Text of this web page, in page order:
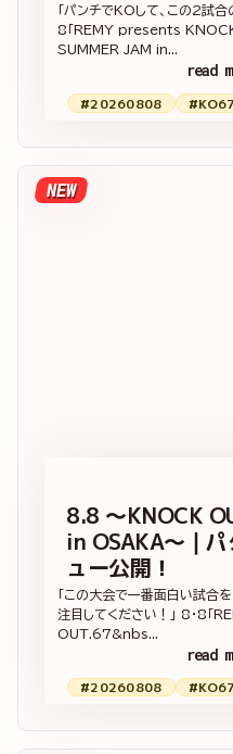
「パンチでKOして、この2試
8「REMY presents
SUMMER JAM in...
read
#20260808
NEW
8.8 ～KNOCK
in OSAKA～｜
ュー公開！
「この大会で一番面白い試合
注目してください！」 8・8
OUT.67&nbs...
read
#20260808